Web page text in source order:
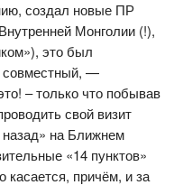
создал новые ПР
Монголии (!),
это был
совместный, —
– только что побывав
свой визит
назад» на Ближнем
«14 пунктов»
касается, причём, и за